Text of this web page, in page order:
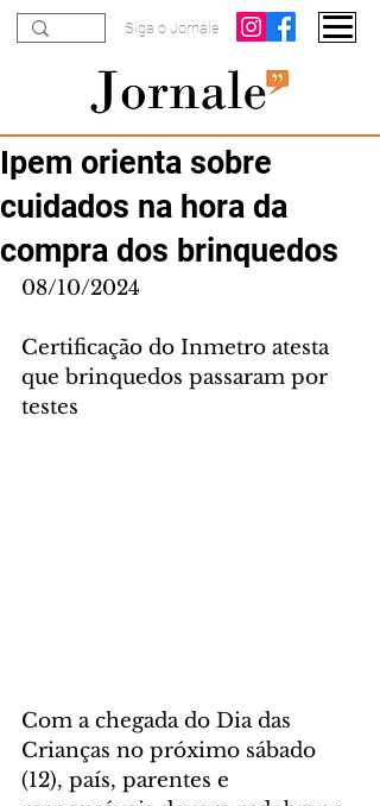
Siga o Jornale
Ipem orienta sobre
cuidados na hora da
compra dos brinquedos
08/10/2024
Certificação do Inmetro atesta
que brinquedos passaram por
testes
Com a chegada do Dia das
Crianças no próximo sábado
(12), país, parentes e